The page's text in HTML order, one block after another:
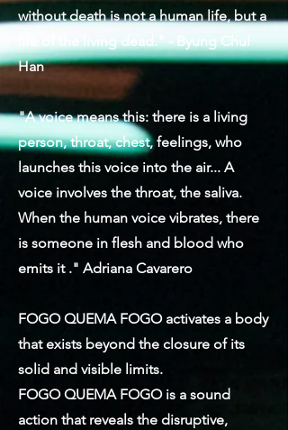
without death is not a human life, but a
life of the living dead." - Byung Chul
Han
"A voice means this: there is a living
person, throat, chest, feelings, who
launches this voice into the air... A
voice involves the throat, the saliva.
When the human voice vibrates, there
is someone in flesh and blood who
emits it ." Adriana Cavarero
FOGO QUEMA FOGO activates a body
that exists beyond the closure of its
solid and visible limits.
FOGO QUEMA FOGO is a sound
action that reveals the disruptive,